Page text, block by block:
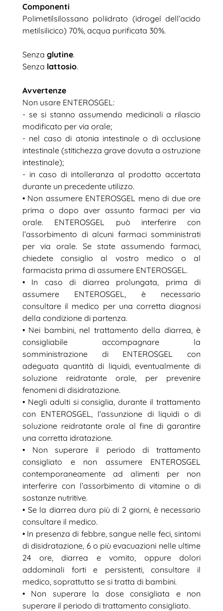
Componenti
Polimetilsilossano poliidrato (idrogel dell’acido
metilsilicico) 70%, acqua purificata 30%.
Senza glutine.
Senza lattosio.
Avvertenze
Non usare ENTEROSGEL:
- se si stanno assumendo medicinali a rilascio
modificato per via orale;
- nel caso di atonia intestinale o di occlusione
intestinale (stitichezza grave dovuta a ostruzione
intestinale);
- in caso di intolleranza al prodotto accertata
durante un precedente utilizzo.
• Non assumere ENTEROSGEL meno di due ore
prima o dopo aver assunto farmaci per via
orale. ENTEROSGEL può interferire con
l’assorbimento di alcuni farmaci somministrati
per via orale. Se state assumendo farmaci,
chiedete consiglio al vostro medico o al
farmacista prima di assumere ENTEROSGEL.
• In caso di diarrea prolungata, prima di
assumere ENTEROSGEL, è necessario
consultare il medico per una corretta diagnosi
della condizione di partenza.
• Nei bambini, nel trattamento della diarrea, è
consigliabile accompagnare la
somministrazione di ENTEROSGEL con
adeguata quantità di liquidi, eventualmente di
soluzione reidratante orale, per prevenire
fenomeni di disidratazione.
• Negli adulti si consiglia, durante il trattamento
con ENTEROSGEL, l’assunzione di liquidi o di
soluzione reidratante orale al fine di garantire
una corretta idratazione.
• Non superare il periodo di trattamento
consigliato e non assumere ENTEROSGEL
contemporaneamente ad alimenti per non
interferire con l’assorbimento di vitamine o di
sostanze nutritive.
• Se la diarrea dura più di 2 giorni, è necessario
consultare il medico.
• In presenza di febbre, sangue nelle feci, sintomi
di disidratazione, 6 o più evacuazioni nelle ultime
24 ore, diarrea e vomito, oppure dolori
addominali forti e persistenti, consultare il
medico, soprattutto se si tratta di bambini.
• Non superare la dose consigliata e non
superare il periodo di trattamento consigliato.